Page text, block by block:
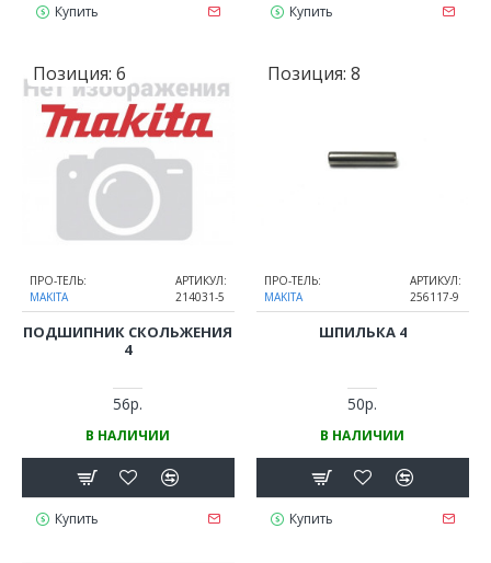
Купить Купить
Позиция: 6
ПРО-ТЕЛЬ:
MAKITA
АРТИКУЛ:
214031-5
ПОДШИПНИК СКОЛЬЖЕНИЯ
4
56р.
В НАЛИЧИИ
Купить
Позиция: 8
ПРО-ТЕЛЬ:
MAKITA
АРТИКУЛ:
256117-9
ШПИЛЬКА 4
50р.
В НАЛИЧИИ
Купить